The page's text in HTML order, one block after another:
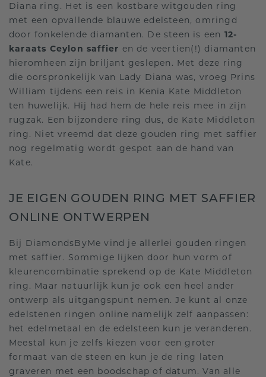
Diana ring. Het is een kostbare witgouden ring
met een opvallende blauwe edelsteen, omringd
door fonkelende diamanten. De steen is een 12-
karaats Ceylon saffier en de veertien(!) diamanten
hieromheen zijn briljant geslepen. Met deze ring
die oorspronkelijk van Lady Diana was, vroeg Prins
William tijdens een reis in Kenia Kate Middleton
ten huwelijk. Hij had hem de hele reis mee in zijn
rugzak. Een bijzondere ring dus, de Kate Middleton
ring. Niet vreemd dat deze gouden ring met saffier
nog regelmatig wordt gespot aan de hand van
Kate.
JE EIGEN GOUDEN RING MET SAFFIER
ONLINE ONTWERPEN
Bij DiamondsByMe vind je allerlei gouden ringen
met saffier. Sommige lijken door hun vorm of
kleurencombinatie sprekend op de Kate Middleton
ring. Maar natuurlijk kun je ook een heel ander
ontwerp als uitgangspunt nemen. Je kunt al onze
edelstenen ringen online namelijk zelf aanpassen:
het edelmetaal en de edelsteen kun je veranderen.
Meestal kun je zelfs kiezen voor een groter
formaat van de steen en kun je de ring laten
graveren met een boodschap of datum. Van alle